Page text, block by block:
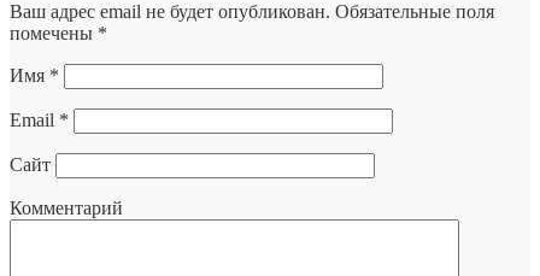
Ваш адрес email не будет опубликован. Обязательные поля
помечены *
Имя *
Email *
Сайт
Комментарий